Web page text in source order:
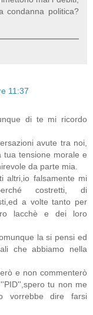
condanna politica?
11:37
di te mi ricordo
avute tra noi,
tua tensione morale e
da parte mia.
altri,io falsamente mi
costretti, di
a volte tanto per
lacchè e dei loro
la si pensi ed
che abbiamo nella
e non commenterò
tu non me
vorrebbe dire farsi